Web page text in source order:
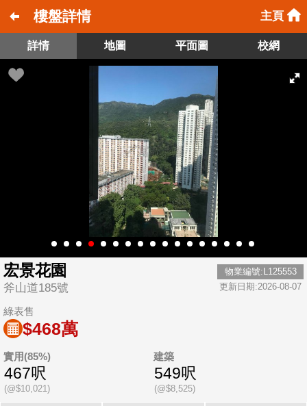
樓盤詳情 主頁
詳情 地圖 平面圖 校網
宏景花園
斧山道185號
物業編號:L125553
更新日期:2026-08-07
綠表售
$468萬
實用(85%)
467呎
(@$10,021)
建築
549呎
(@$8,525)